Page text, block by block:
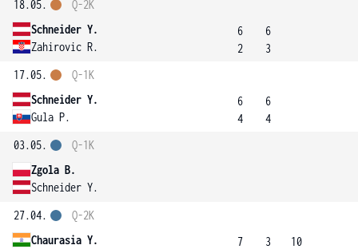
18.05.
Schneider Y.
Zahirovic R.
Q-2K
6
2
6
3
17.05.
Schneider Y.
Gula P.
Q-1K
6
4
6
4
03.05.
Zgola B.
Schneider Y.
Q-1K
27.04.
Chaurasia Y.
Q-2K
7
3
10